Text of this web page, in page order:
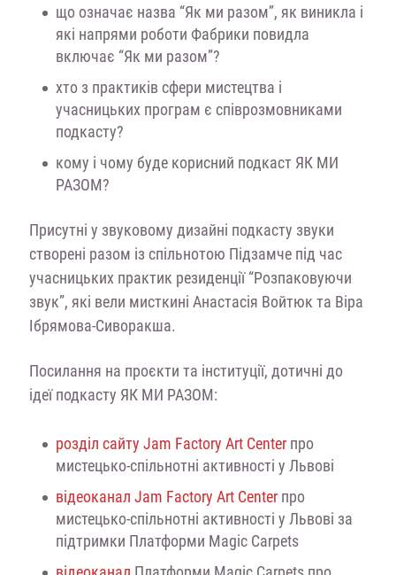
що означає назва “Як ми разом”, як виникла і
які напрями роботи Фабрики повидла
включає “Як ми разом”?
хто з практиків сфери мистецтва і
учасницьких програм є співрозмовниками
подкасту?
кому і чому буде корисний подкаст ЯК МИ
РАЗОМ?
Присутні у звуковому дизайні подкасту звуки
створені разом із спільнотою Підзамче під час
учасницьких практик резиденції “Розпаковуючи
звук”, які вели мисткині Анастасія Войтюк та Віра
Ібрямова-Сиворакша.
Посилання на проєкти та інституції, дотичні до
ідеї подкасту ЯК МИ РАЗОМ:
розділ сайту Jam Factory Art Centerпро
мистецько-спільнотні активності у Львові
відеоканал Jam Factory Art Centerпро
мистецько-спільнотні активності у Львові за
підтримки Платформи Magic Carpets